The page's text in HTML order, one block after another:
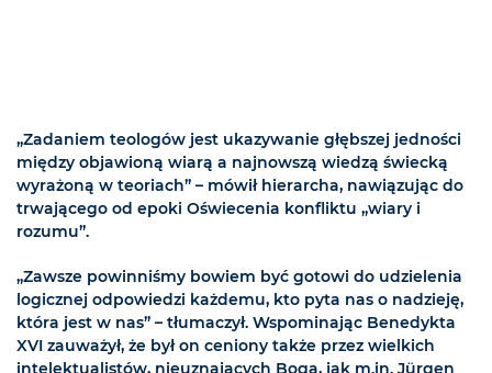
„Zadaniem teologów jest ukazywanie głębszej jedności
między objawioną wiarą a najnowszą wiedzą świecką
wyrażoną w teoriach” – mówił hierarcha, nawiązując do
trwającego od epoki Oświecenia konfliktu „wiary i
rozumu”.
„Zawsze powinniśmy bowiem być gotowi do udzielenia
logicznej odpowiedzi każdemu, kto pyta nas o nadzieję,
która jest w nas” – tłumaczył. Wspominając Benedykta
XVI zauważył, że był on ceniony także przez wielkich
intelektualistów, nieuznających Boga, jak m.in. Jürgen